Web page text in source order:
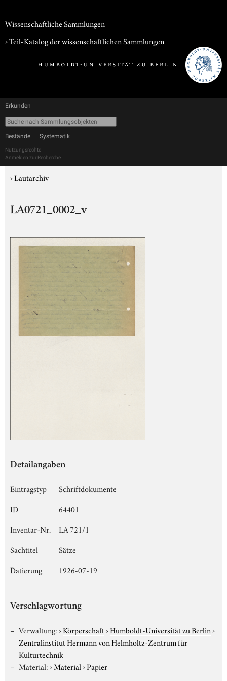
Wissenschaftliche Sammlungen
› Teil-Katalog der wissenschaftlichen Sammlungen
Erkunden
Bestände Systematik
Nutzungsrechte
Anmelden zur Recherche
›Lautarchiv
LA0721_0002_v
Detailangaben
Eintragstyp
Schriftdokumente
ID
64401
Inventar-Nr.
LA 721/1
Sachtitel
Sätze
Datierung
1926-07-19
Verschlagwortung
Verwaltung:›Körperschaft›Humboldt-Universität zu Berlin›
Zentralinstitut Hermann von Helmholtz-Zentrum für
Kulturtechnik
Material:›Material›Papier